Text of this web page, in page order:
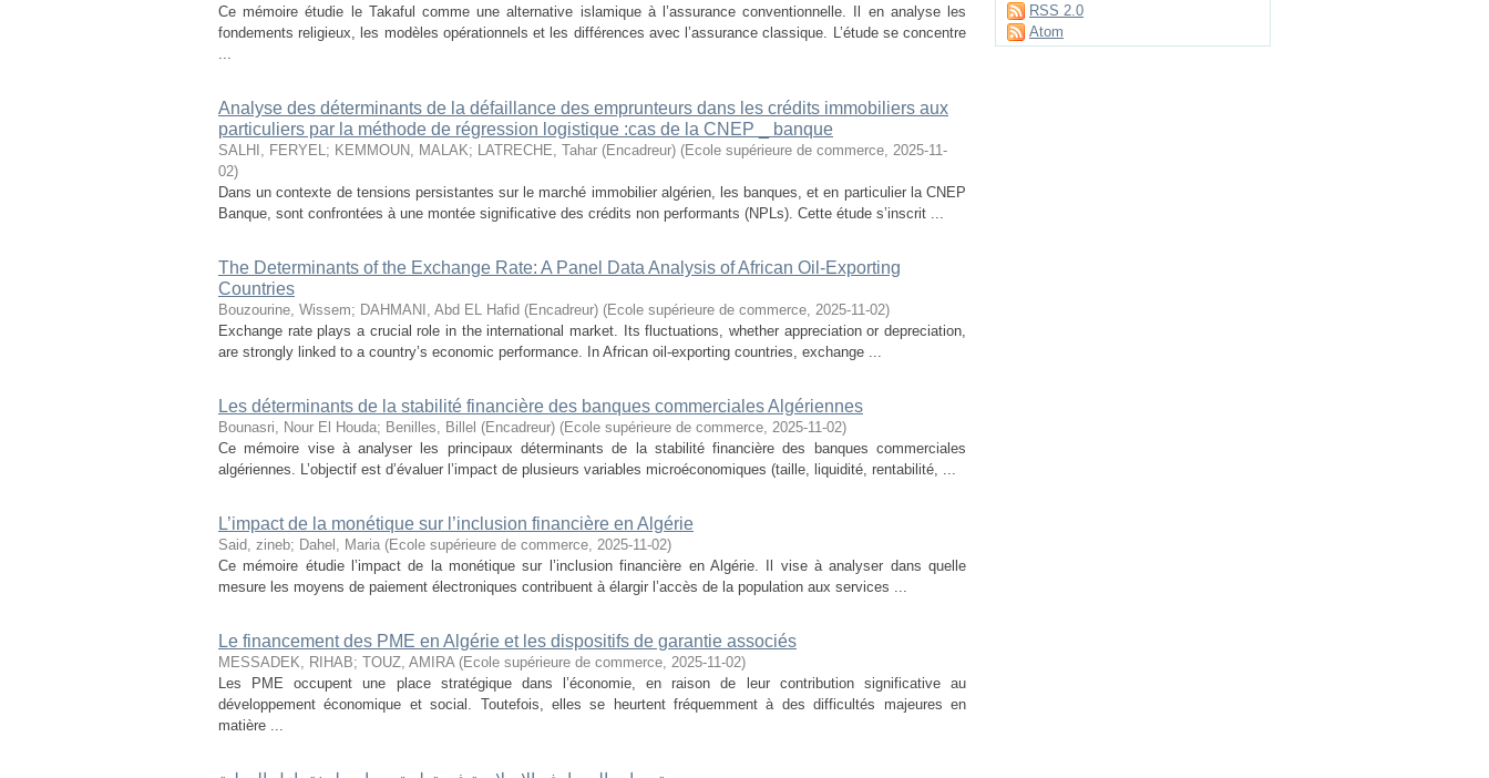
Ce mémoire étudie le Takaful comme une alternative islamique à l’assurance conventionnelle. Il en analyse les
fondements religieux, les modèles opérationnels et les différences avec l’assurance classique. L’étude se concentre
...
Analyse des déterminants de la défaillance des emprunteurs dans les crédits immobiliers aux
particuliers par la méthode de régression logistique :cas de la CNEP _ banque
SALHI, FERYEL; KEMMOUN, MALAK; LATRECHE, Tahar (Encadreur) (Ecole supérieure de commerce, 2025-11-
02)
Dans un contexte de tensions persistantes sur le marché immobilier algérien, les banques, et en particulier la CNEP
Banque, sont confrontées à une montée significative des crédits non performants (NPLs). Cette étude s’inscrit ...
The Determinants of the Exchange Rate: A Panel Data Analysis of African Oil-Exporting
Countries
Bouzourine, Wissem; DAHMANI, Abd EL Hafid (Encadreur) (Ecole supérieure de commerce, 2025-11-02)
Exchange rate plays a crucial role in the international market. Its fluctuations, whether appreciation or depreciation,
are strongly linked to a country’s economic performance. In African oil-exporting countries, exchange ...
Les déterminants de la stabilité financière des banques commerciales Algériennes
Bounasri, Nour El Houda; Benilles, Billel (Encadreur) (Ecole supérieure de commerce, 2025-11-02)
Ce mémoire vise à analyser les principaux déterminants de la stabilité financière des banques commerciales
algériennes. L’objectif est d’évaluer l’impact de plusieurs variables microéconomiques (taille, liquidité, rentabilité, ...
L’impact de la monétique sur l’inclusion financière en Algérie
Said, zineb; Dahel, Maria (Ecole supérieure de commerce, 2025-11-02)
Ce mémoire étudie l’impact de la monétique sur l’inclusion financière en Algérie. Il vise à analyser dans quelle
mesure les moyens de paiement électroniques contribuent à élargir l’accès de la population aux services ...
Le financement des PME en Algérie et les dispositifs de garantie associés
MESSADEK, RIHAB; TOUZ, AMIRA (Ecole supérieure de commerce, 2025-11-02)
Les PME occupent une place stratégique dans l’économie, en raison de leur contribution significative au
développement économique et social. Toutefois, elles se heurtent fréquemment à des difficultés majeures en
matière ...
RSS 2.0
Atom